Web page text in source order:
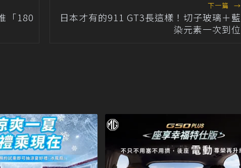
「180
下一篇 →
日本才有的911 GT3長這樣！切子玻璃＋藍
染元素一次到位